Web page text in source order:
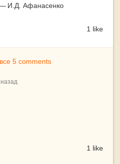
— И.Д. Афанасенко
1 like
5 comments
назад
1 like